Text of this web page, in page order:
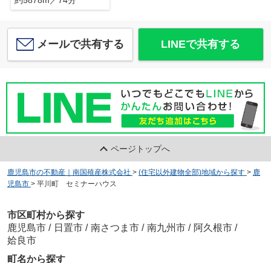
メールで共有する LINEで共有する
ページトップへ
鹿児島市の不動産｜南国殖産株式会社 > (住宅以外建物全部)地域から探す > 鹿
児島市 > 平川町 セミナーハウス
市区町村から探す
鹿児島市 / 日置市 / 南さつま市 / 南九州市 / 阿久根市 /
姶良市
町名から探す